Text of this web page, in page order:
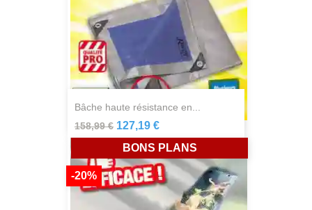
bâche haute résistance en...
158,99 € 127,19 €
-20%
BONS PLANS